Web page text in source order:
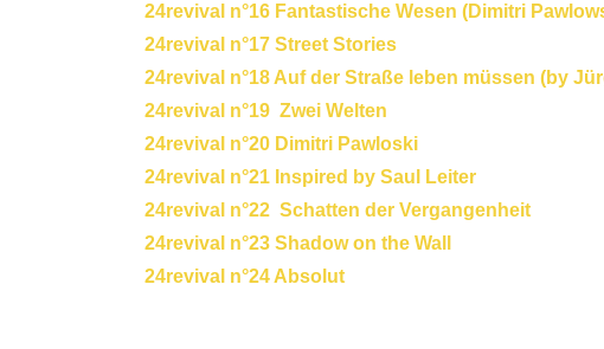
24revival n°16 Fantastische Wesen (Dimitri
24revival n°17 Street Stories
24revival n°18 Auf der Straße leben müssen (by
24revival n°19 Zwei Welten
24revival n°20 Dimitri Pawloski
24revival n°21 Inspired by Saul Leiter
24revival n°22 Schatten der Vergangenheit
24revival n°23 Shadow on the Wall
24revival n°24 Absolut